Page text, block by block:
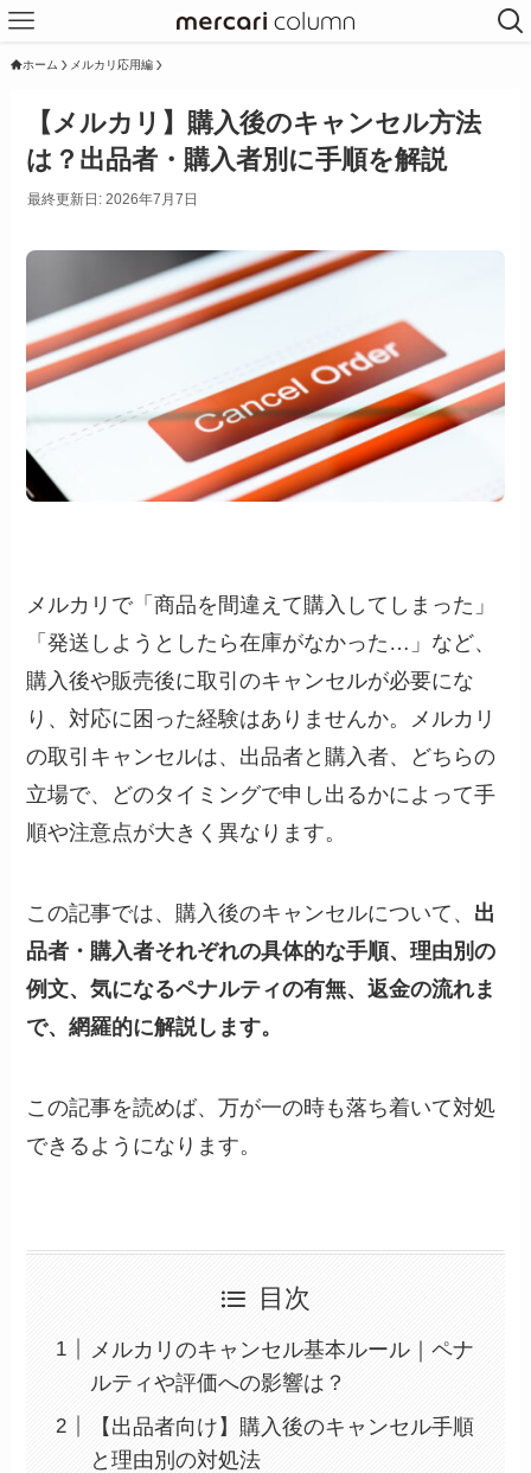
ホーム メルカリ応用編
【メルカリ】購入後のキャンセル方法
は？出品者・購入者別に手順を解説
最終更新日: 2026年7月7日
メルカリで「商品を間違えて購入してしまった」
「発送しようとしたら在庫がなかった…」など、
購入後や販売後に取引のキャンセルが必要にな
り、対応に困った経験はありませんか。メルカリ
の取引キャンセルは、出品者と購入者、どちらの
立場で、どのタイミングで申し出るかによって手
順や注意点が大きく異なります。
この記事では、購入後のキャンセルについて、 出
品者・購入者それぞれの具体的な手順、理由別の
例文、気になるペナルティの有無、返金の流れま
で、網羅的に解説します。
この記事を読めば、万が一の時も落ち着いて対処
できるようになります。
目次
メルカリのキャンセル基本ルール｜ペナ
ルティや評価への影響は？
【出品者向け】購入後のキャンセル手順
と理由別の対処法